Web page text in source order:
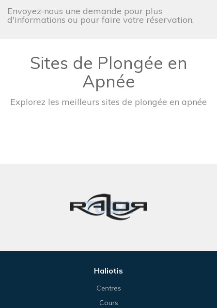
Envoyez-nous une demande pour plus
d'informations ou pour faire votre réservation.
Sites de Plongée en
Apnée
Explorez les meilleurs sites de plongée en apnée
Haliotis
Centres
Cours